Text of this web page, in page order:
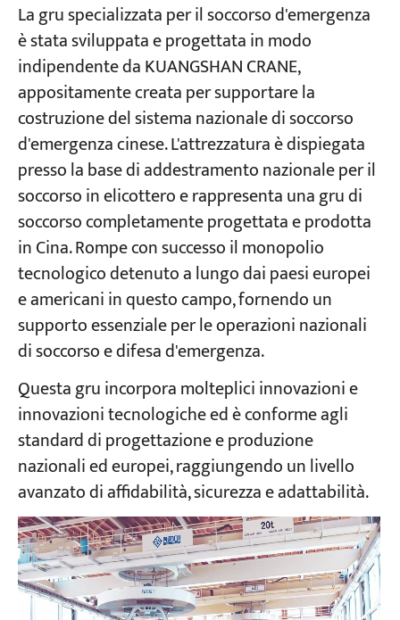
Progetti
Blog
Notizie
Applicazioni
Chi siamo
La gru specializzata per il soccorso d'emergenza
è stata sviluppata e progettata in modo
indipendente da KUANGSHAN CRANE,
appositamente creata per supportare la
costruzione del sistema nazionale di soccorso
d'emergenza cinese. L'attrezzatura è dispiegata
presso la base di addestramento nazionale per il
soccorso in elicottero e rappresenta una gru di
soccorso completamente progettata e prodotta
in Cina. Rompe con successo il monopolio
tecnologico detenuto a lungo dai paesi europei
e americani in questo campo, fornendo un
supporto essenziale per le operazioni nazionali
di soccorso e difesa d'emergenza.
Questa gru incorpora molteplici innovazioni e
innovazioni tecnologiche ed è conforme agli
standard di progettazione e produzione
nazionali ed europei, raggiungendo un livello
avanzato di affidabilità, sicurezza e adattabilità.